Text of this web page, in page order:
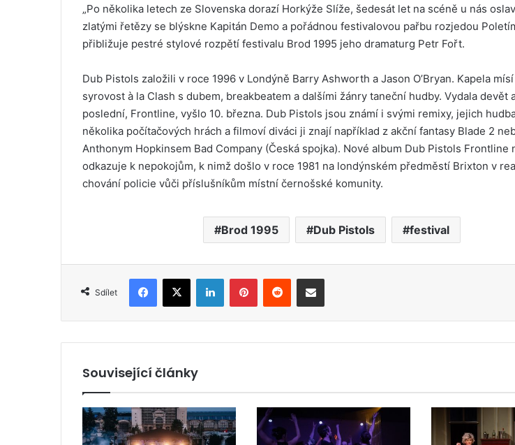
„Po několika letech ze Slovenska dorazí Horkýže Slíže, šedesát let na scéně u nás
zlatými řetězy se blýskne Kapitán Demo a pořádnou festivalovou pařbu rozjedou
přibližuje pestré stylové rozpětí festivalu Brod 1995 jeho dramaturg Petr Fořt.
Dub Pistols založili v roce 1996 v Londýně Barry Ashworth a Jason O’Bryan. Kapela
syrovost à la Clash s dubem, breakbeatem a dalšími žánry taneční hudby. Vydala devět
poslední, Frontline, vyšlo 10. března. Dub Pistols jsou známí i svými remixy, jejich
několika počítačových hrách a filmoví diváci ji znají například z akční fantasy Blade 2
Anthonym Hopkinsem Bad Company (Česká spojka). Nové album Dub Pistols Frontline
odkazuje k nepokojům, k nimž došlo v roce 1981 na londýnském předměstí Brixton v
chování policie vůči příslušníkům místní černošské komunity.
Brod 1995 Dub Pistols festival
Sdílet
Související články